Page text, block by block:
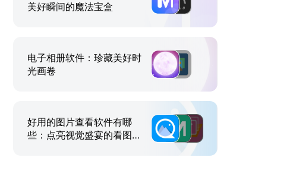
美好瞬间的魔法宝盒
电子相册软件：珍藏美好时
光画卷
好用的图片查看软件有哪
些：点亮视觉盛宴的看图精